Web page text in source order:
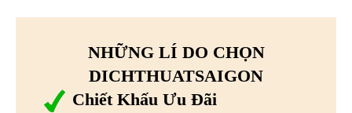
NHỮNG LÍ DO CHỌN
DICHTHUATSAIGON
Chiết Khấu Ưu Đãi